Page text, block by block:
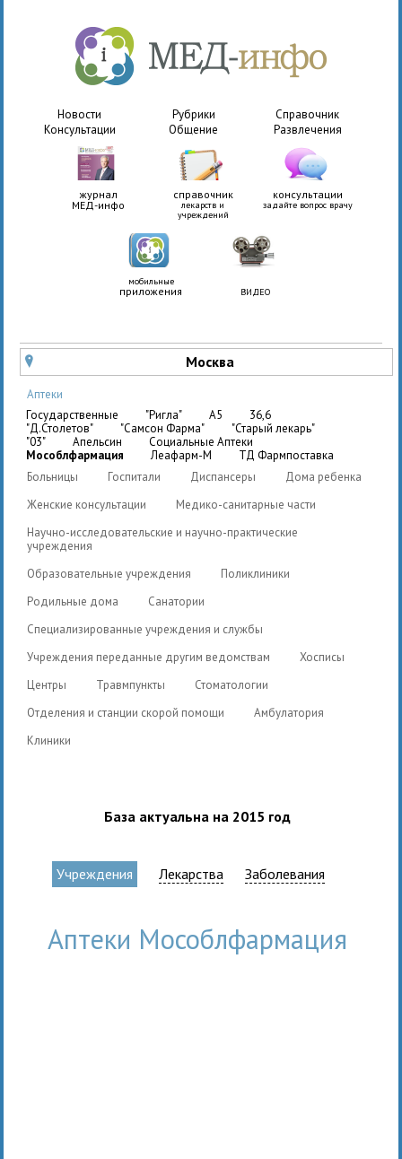
Новости Рубрики
Справочник
Консультации
Общение Развлечения
журнал
МЕД-инфо
справочник
лекарств и
учреждений
консультации
задайте вопрос врачу
мобильные
приложения ВИДЕО
u Москва
Аптеки
государственные
"Ригла" A5
36,6
"Д.Столетов"
"Самсон Фарма"
"Старый лекарь"
"03"
Апельсин
Социальные Аптеки
Мособлфармация
Леафарм-М
ТД Фармпоставка
Больницы
Госпитали Диспансеры
Дома ребенка
Женские консультации
Медико-санитарные части
Научно-исследовательские и научно-практические
учреждения
Образовательные учреждения
Поликлиники
Родильные дома
Санатории
Специализированные учреждения и службы
Учреждения переданные другим ведомствам
Хосписы
Центры
Травмпункты
Стоматологии
Отделения и станции скорой помощи
Амбулатория
Клиники
База актуальна на 2015 год
Учреждения Лекарства Заболевания
Аптеки Мособлфармация